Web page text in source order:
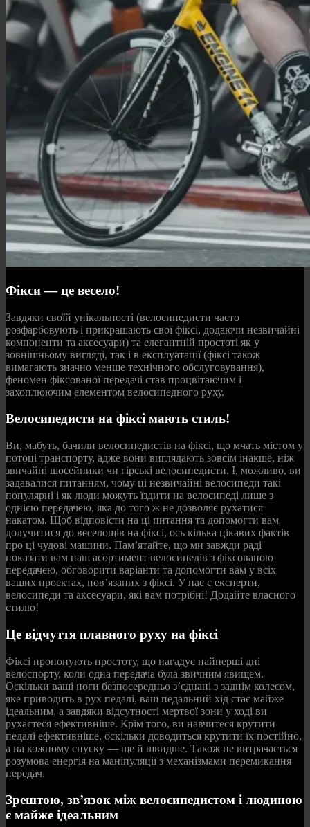
Фікси — це весело!
Завдяки своїй унікальності (велосипедисти часто
розфарбовують і прикрашають свої фіксі, додаючи незвичайні
компоненти та аксесуари) та елегантній простоті як у
зовнішньому вигляді, так і в експлуатації (фіксі також
вимагають значно менше технічного обслуговування),
феномен фіксованої передачі став процвітаючим і
захоплюючим елементом велосипедного руху.
Велосипедисти на фіксі мають стиль!
Ви, мабуть, бачили велосипедистів на фіксі, що мчать містом у
потоці транспорту, адже вони виглядають зовсім інакше, ніж
звичайні шосейники чи гірські велосипедисти. І, можливо, ви
задавалися питанням, чому ці незвичайні велосипеди такі
популярні і як люди можуть їздити на велосипеді лише з
однією передачею, яка до того ж не дозволяє рухатися
накатом. Щоб відповісти на ці питання та допомогти вам
долучитися до веселощів на фіксі, ось кілька цікавих фактів
про ці чудові машини. Пам’ятайте, що ми завжди раді
показати вам наш асортимент велосипедів з фіксованою
передачею, обговорити варіанти та допомогти вам у всіх
ваших проектах, пов’язаних з фіксі. У нас є експерти,
велосипеди та аксесуари, які вам потрібні! Додайте власного
стилю!
Це відчуття плавного руху на фіксі
Фіксі пропонують простоту, що нагадує найперші дні
велоспорту, коли одна передача була звичним явищем.
Оскільки ваші ноги безпосередньо з’єднані з заднім колесом,
яке приводить в рух педалі, ваш педальний хід стає майже
ідеальним, а завдяки відсутності мертвої зони у ході ви
рухаєтеся ефективніше. Крім того, ви навчитеся крутити
педалі ефективніше, оскільки доводиться крутити їх постійно,
а на кожному спуску — ще й швидше. Також не витрачається
розумова енергія на маніпуляції з механізмами перемикання
передач.
Зрештою, зв’язок між велосипедистом і людиною
є майже ідеальним